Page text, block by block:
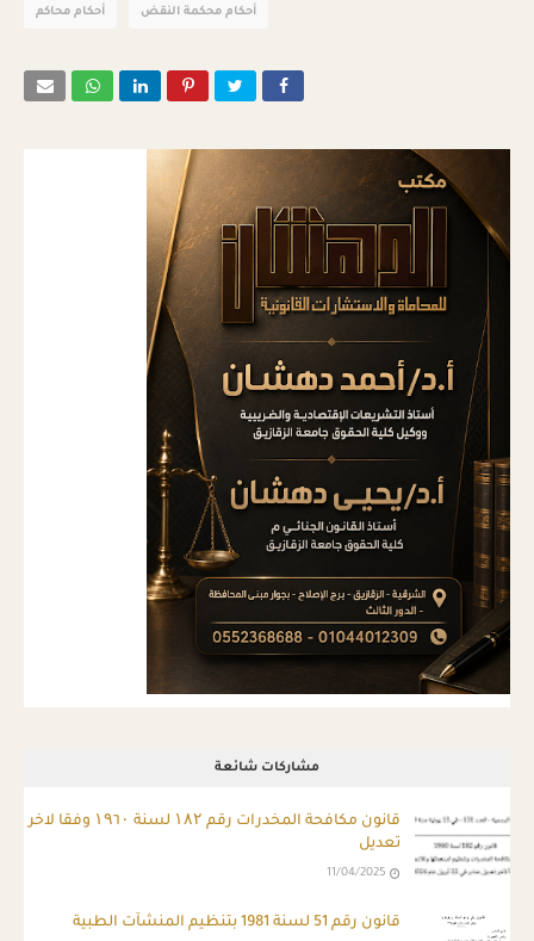
أحكام محاكم أحكام محكمة النقض
مشاركات شائعة
قانون مكافحة المخدرات رقم ۱۸۲ لسنة ۱۹٦۰ وفقا لاخر
تعديل
11/04/2025
قانون رقم 51 لسنة 1981 بتنظيم المنشآت الطبية